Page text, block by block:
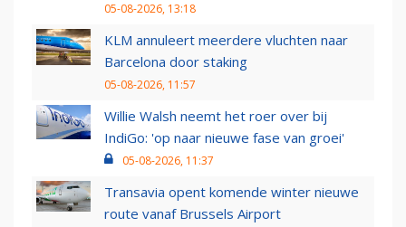
05-08-2026, 13:18
KLM annuleert meerdere vluchten naar
Barcelona door staking
05-08-2026, 11:57
Willie Walsh neemt het roer over bij
IndiGo: 'op naar nieuwe fase van groei'
05-08-2026, 11:37
Transavia opent komende winter nieuwe
route vanaf Brussels Airport